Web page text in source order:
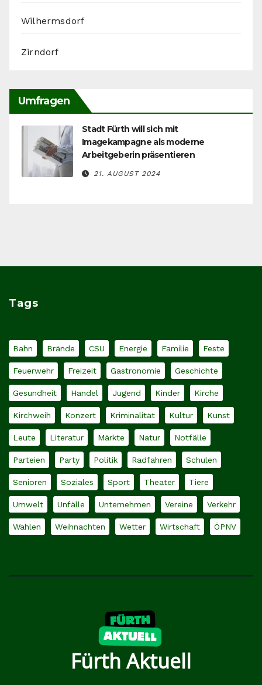
Wilhermsdorf
Zirndorf
Umfragen
Stadt Fürth will sich mit
Imagekampagne als moderne
Arbeitgeberin präsentieren
21. AUGUST 2024
Tags
Bahn Brände CSU Energie Familie Feste
Feuerwehr Freizeit Gastronomie Geschichte
Gesundheit Handel Jugend Kinder Kirche
Kirchweih Konzert Kriminalität Kultur Kunst
Leute Literatur Märkte Natur Notfälle
Parteien Party Politik Radfahren Schulen
Senioren Soziales Sport Theater Tiere
Umwelt Unfälle Unternehmen Vereine Verkehr
Wahlen Weihnachten Wetter Wirtschaft ÖPNV
Fürth Aktuell